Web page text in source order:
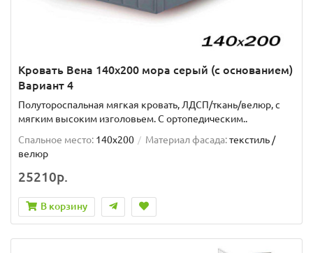
Кровать Вена 140х200 мора серый (с основанием)
Вариант 4
Полутороспальная мягкая кровать, ЛДСП/ткань/велюр, с
мягким высоким изголовьем. C ортопедическим..
Спальное место: 140x200 Материал фасада:текстиль /
велюр
25210р.
В корзину